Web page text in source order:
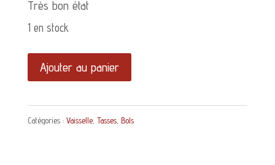
Très bon état
1 en stock
quantité
de
Lot
Ajouter au panier
Catégories : Vaisselle, Tasses, Bols